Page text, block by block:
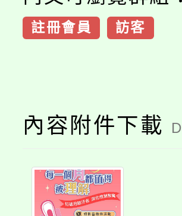
註冊會員 訪客
內容附件下載